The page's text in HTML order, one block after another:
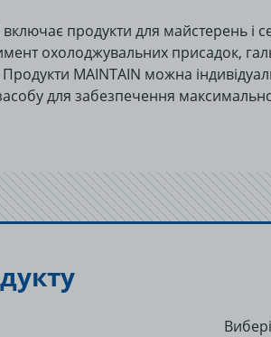
включає продукти для майстерень і
охолоджувальних присадок,
MAINTAIN можна
для забезпечення